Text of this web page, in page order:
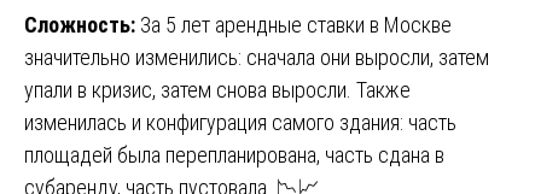
Сложность: За 5 лет арендные ставки в Москве
значительно изменились: сначала они выросли, затем
упали в кризис, затем снова выросли. Также
изменилась и конфигурация самого здания: часть
площадей была перепланирована, часть сдана в
субаренду, часть пустовала. 📉📈